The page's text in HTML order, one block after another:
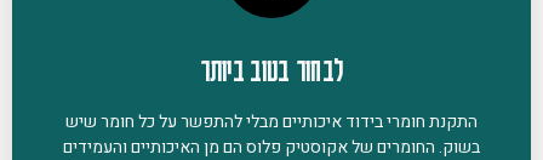
לבחור בטוב ביותר
התקנת חומרי בידוד איכותיים מבלי להתפשר על כל חומר שיש
בשוק. החומרים של אקוסטיק פלוס הם מן האיכותיים והעמידים